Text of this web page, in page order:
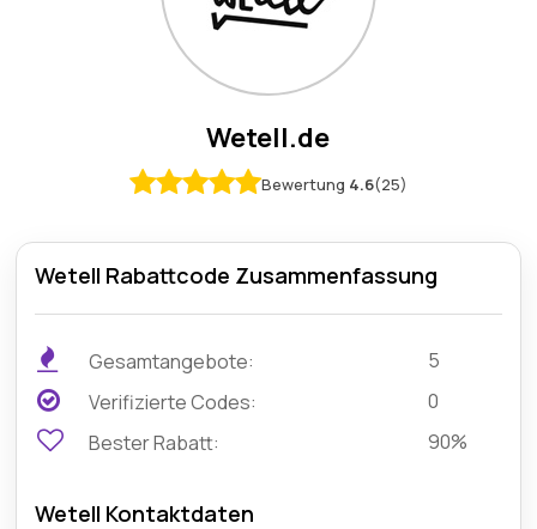
Wetell.de
Bewertung 4.6(25)
Wetell Rabattcode Zusammenfassung
Gesamtangebote:
5
Verifizierte Codes:
0
Bester Rabatt:
90%
Wetell Kontaktdaten